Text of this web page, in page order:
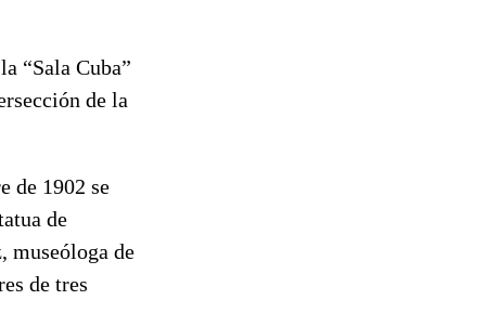
“Sala Cuba”
de la
de 1902 se
de
museóloga de
de tres